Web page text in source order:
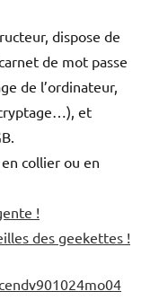
dispose de
de mot passe
de l’ordinateur,
et
collier ou en
!
des geekettes !